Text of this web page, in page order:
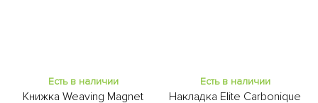
Есть в наличии
Книжка Weaving Magnet
Есть в наличии
Накладка Elite Carbonique